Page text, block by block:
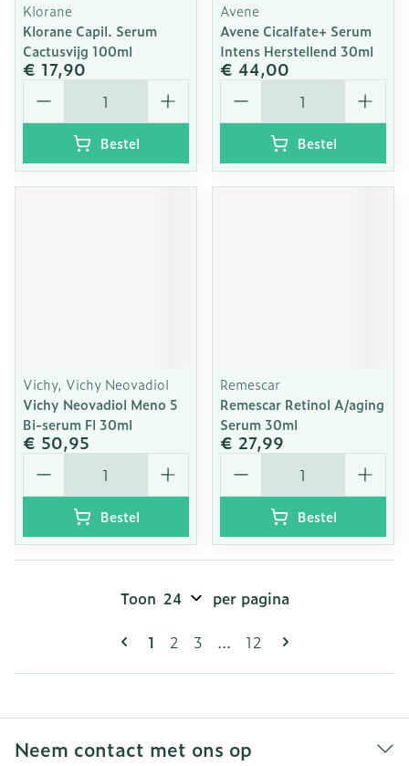
Klorane
Klorane Capil. Serum
Cactusvijg 100ml
€ 17,90
Aantal
Bestel
Avene
Avene Cicalfate+ Serum
Intens Herstellend 30ml
€ 44,00
Aantal
Bestel
Vichy, Vichy Neovadiol
Vichy Neovadiol Meno 5
Bi-serum Fl 30ml
€ 50,95
Aantal
Bestel
Remescar
Remescar Retinol A/aging
Serum 30ml
€ 27,99
Aantal
Bestel
Pagina's
U lees momenteel pagina
1 Pagina
2 Pagina
3 ... Pagina
12
Toon per pagina
Neem contact met ons op